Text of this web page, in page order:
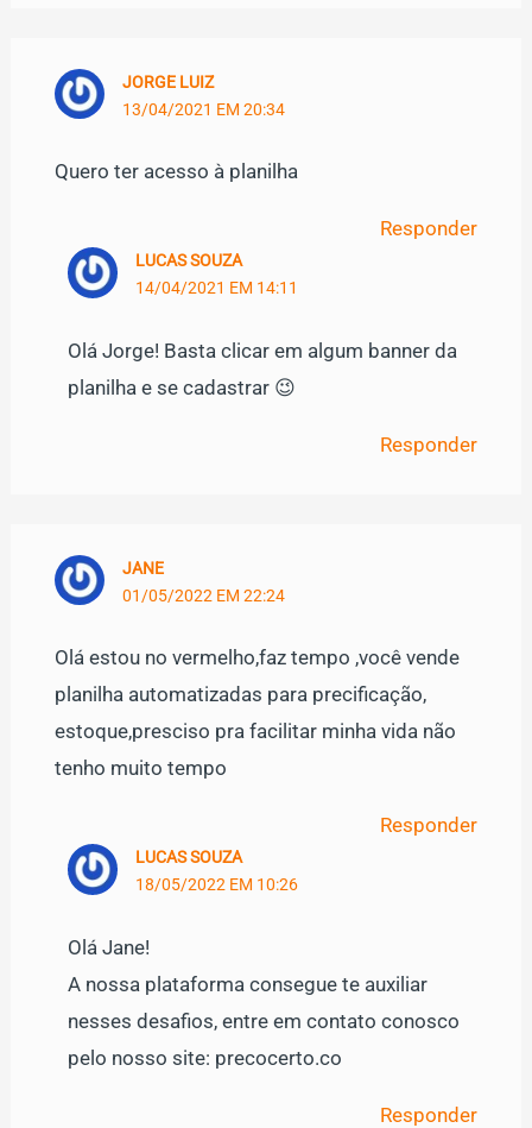
JORGE LUIZ
13/04/2021 EM 20:34
Quero ter acesso à planilha
Responder
LUCAS SOUZA
14/04/2021 EM 14:11
Olá Jorge! Basta clicar em algum banner da
planilha e se cadastrar 😉
Responder
JANE
01/05/2022 EM 22:24
Olá estou no vermelho,faz tempo ,você vende
planilha automatizadas para precificação,
estoque,presciso pra facilitar minha vida não
tenho muito tempo
Responder
LUCAS SOUZA
18/05/2022 EM 10:26
Olá Jane!
A nossa plataforma consegue te auxiliar
nesses desafios, entre em contato conosco
pelo nosso site: precocerto.co
Responder